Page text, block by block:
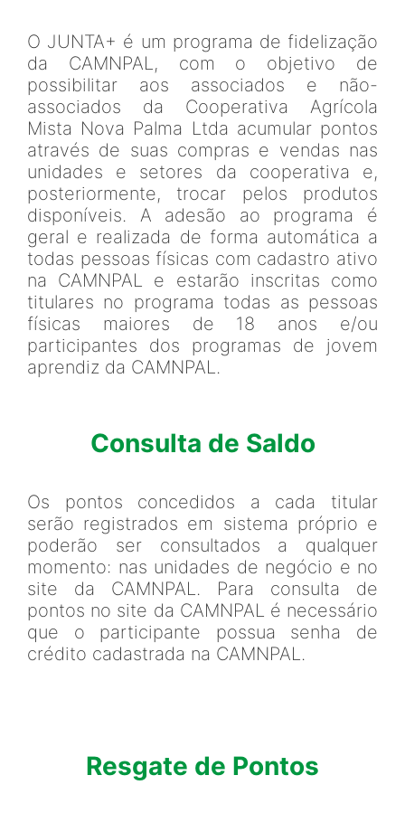
O JUNTA+ é um programa de fidelização
da CAMNPAL, com o objetivo de
possibilitar aos associados e não-
associados da Cooperativa Agrícola
Mista Nova Palma Ltda acumular pontos
através de suas compras e vendas nas
unidades e setores da cooperativa e,
posteriormente, trocar pelos produtos
disponíveis. A adesão ao programa é
geral e realizada de forma automática a
todas pessoas físicas com cadastro ativo
na CAMNPAL e estarão inscritas como
titulares no programa todas as pessoas
físicas maiores de 18 anos e/ou
participantes dos programas de jovem
aprendiz da CAMNPAL.
Consulta de Saldo
Os pontos concedidos a cada titular
serão registrados em sistema próprio e
poderão ser consultados a qualquer
momento: nas unidades de negócio e no
site da CAMNPAL. Para consulta de
pontos no site da CAMNPAL é necessário
que o participante possua senha de
crédito cadastrada na CAMNPAL.
Resgate de Pontos